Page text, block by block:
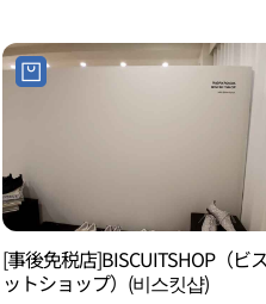
[事後免税店]BISCUITSHOP（ビ
ットショップ）(비스킷샵)